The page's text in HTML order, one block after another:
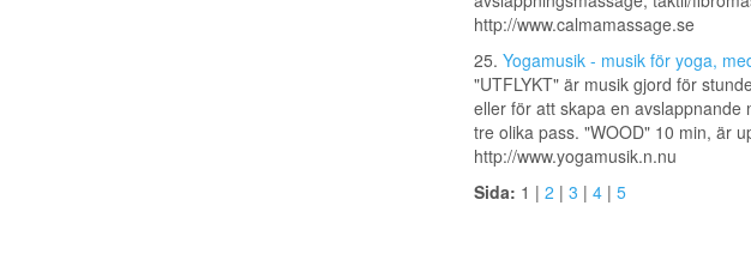
http://www.calmamassage.se
25. Yogamusik - musik för yoga,
"UTFLYKT" är musik gjord för
eller för att skapa en avslappnande
tre olika pass. "WOOD" 10 min, är
http://www.yogamusik.n.nu
Sida: 1 | 2 | 3 | 4| 5